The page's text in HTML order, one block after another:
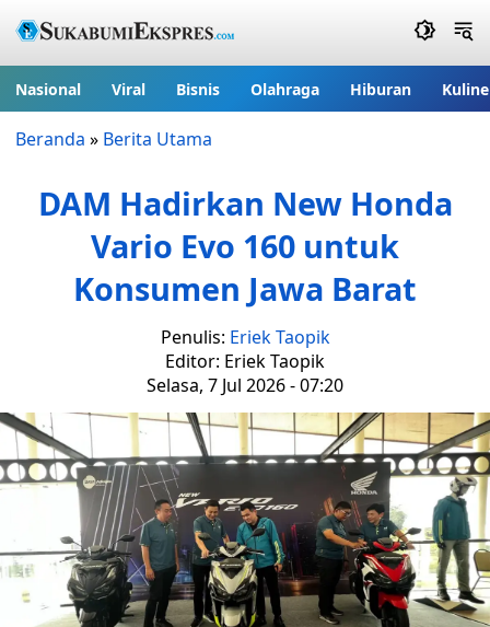
Nasional Viral Bisnis Olahraga Hiburan
Beranda » Berita Utama
DAM Hadirkan New Honda
Vario Evo 160 untuk
Konsumen Jawa Barat
Penulis: Eriek Taopik
Editor: Eriek Taopik
Selasa, 7 Jul 2026 - 07:20